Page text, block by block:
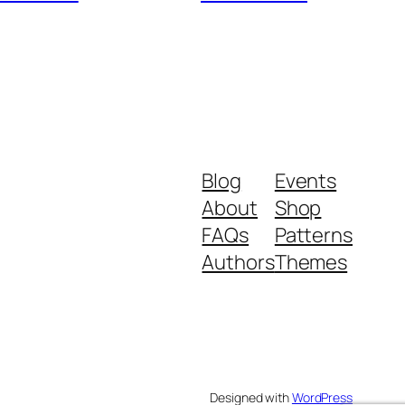
Blog
About
FAQs
Authors
Events
Shop
Patterns
Themes
Designed withWordPress